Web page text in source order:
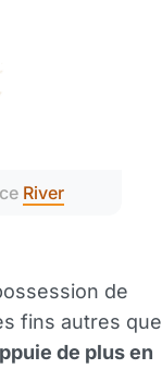
River
de
fins autres que
de plus en